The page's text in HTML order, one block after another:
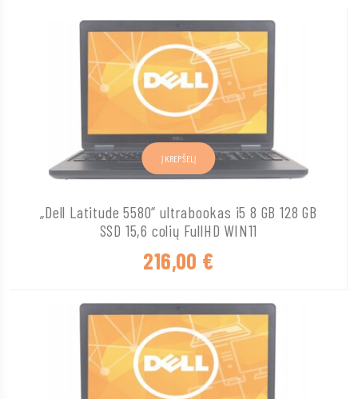
„Dell Latitude 5580“ ultrabookas i5 8 GB 128 GB
SSD 15,6 colių FullHD WIN11
216,00 €
Į KREPŠELĮ